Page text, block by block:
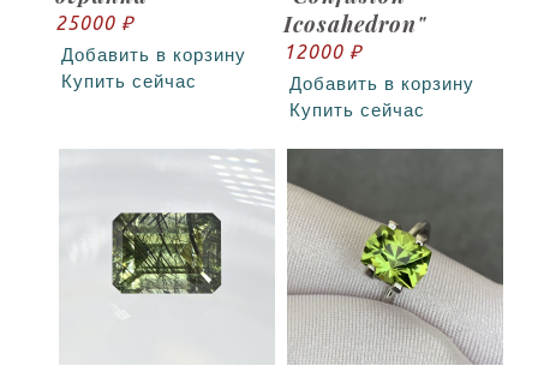
25000 ₽
Добавить в корзину
Купить сейчас
Icosahedron"
12000 ₽
Добавить в корзину
Купить сейчас